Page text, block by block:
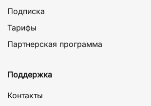
Подписка
Тарифы
Партнерская программа
Поддержка
Контакты